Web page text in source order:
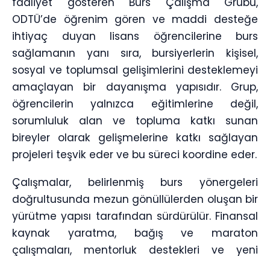
ODTÜ’de öğrenim gören ve maddi desteğe
ihtiyaç duyan lisans öğrencilerine burs
sağlamanın yanı sıra, bursiyerlerin kişisel,
sosyal ve toplumsal gelişimlerini desteklemeyi
amaçlayan bir dayanışma yapısıdır. Grup,
öğrencilerin yalnızca eğitimlerine değil,
sorumluluk alan ve topluma katkı sunan
bireyler olarak gelişmelerine katkı sağlayan
projeleri teşvik eder ve bu süreci koordine eder.
Çalışmalar, belirlenmiş burs yönergeleri
doğrultusunda mezun gönüllülerden oluşan bir
yürütme yapısı tarafından sürdürülür. Finansal
kaynak yaratma, bağış ve maraton
çalışmaları, mentorluk destekleri ve yeni